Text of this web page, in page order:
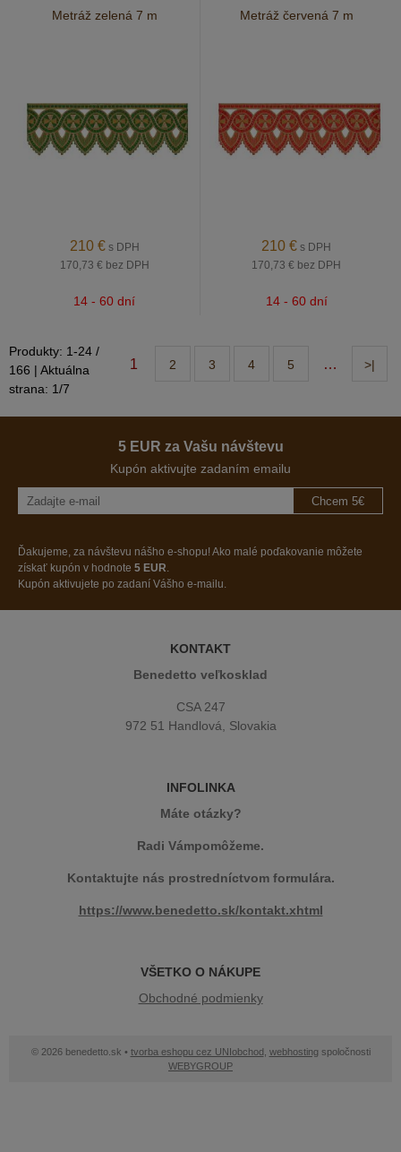
Metráž zelená 7 m
210 € s DPH
170,73 € bez DPH
14 - 60 dní
Metráž červená 7 m
210 € s DPH
170,73 € bez DPH
14 - 60 dní
1 2 3 4 5 … >|
Produkty: 1-24 /
166 | Aktuálna
strana: 1/7
5 EUR za Vašu návštevu
Kupón aktivujte zadaním emailu
Chcem 5€
Ďakujeme, za návštevu nášho e-shopu! Ako malé poďakovanie môžete
získať kupón v hodnote 5 EUR.
Kupón aktivujete po zadaní Vášho e-mailu.
KONTAKT
Benedetto veľkosklad
CSA 247
972 51 Handlová, Slovakia
INFOLINKA
Máte otázky?
Radi Vámpomôžeme.
Kontaktujte nás prostredníctvom formulára.
https://www.benedetto.sk/kontakt.xhtml
VŠETKO O NÁKUPE
Obchodné podmienky
© 2026 benedetto.sk • tvorba eshopu cez UNIobchod webhostingspoločnosti
WEBYGROUP